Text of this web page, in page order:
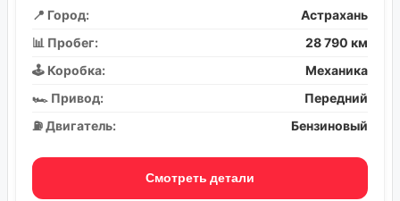
📍 Город:
Астрахань
📊 Пробег:
28 790 км
🕹️ Коробка:
Механика
🏎️ Привод:
Передний
⛽ Двигатель:
Бензиновый
Смотреть детали